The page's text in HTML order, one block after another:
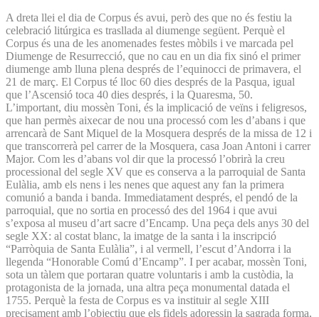
A dreta llei el dia de Corpus és avui, però des que no és festiu la
celebració litúrgica es trasllada al diumenge següent. Perquè el
Corpus és una de les anomenades festes mòbils i ve marcada pel
Diumenge de Resurrecció, que no cau en un dia fix sinó el primer
diumenge amb lluna plena després de l’equinocci de primavera, el
21 de març. El Corpus té lloc 60 dies després de la Pasqua, igual
que l’Ascensió toca 40 dies després, i la Quaresma, 50.
L’important, diu mossèn Toni, és la implicació de veïns i feligresos,
que han permès aixecar de nou una processó com les d’abans i que
arrencarà de Sant Miquel de la Mosquera després de la missa de 12 i
que transcorrerà pel carrer de la Mosquera, casa Joan Antoni i carrer
Major. Com les d’abans vol dir que la processó l’obrirà la creu
processional del segle XV que es conserva a la parroquial de Santa
Eulàlia, amb els nens i les nenes que aquest any fan la primera
comunió a banda i banda. Immediatament després, el pendó de la
parroquial, que no sortia en processó des del 1964 i que avui
s’exposa al museu d’art sacre d’Encamp. Una peça dels anys 30 del
segle XX: al costat blanc, la imatge de la santa i la inscripció
“Parròquia de Santa Eulàlia”, i al vermell, l’escut d’Andorra i la
llegenda “Honorable Comú d’Encamp”. I per acabar, mossèn Toni,
sota un tàlem que portaran quatre voluntaris i amb la custòdia, la
protagonista de la jornada, una altra peça monumental datada el
1755. Perquè la festa de Corpus es va instituir al segle XIII
precisament amb l’objectiu que els fidels adoressin la sagrada forma,